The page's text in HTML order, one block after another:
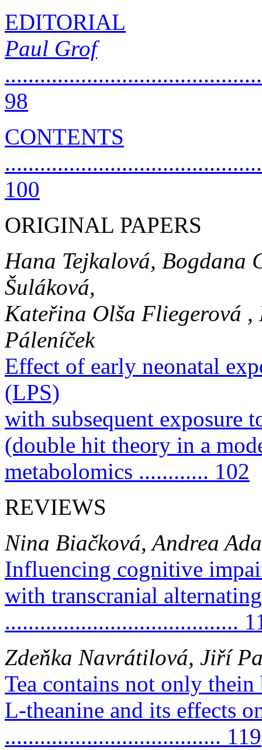
EDITORIAL
Paul Grof
98
CONTENTS
100
ORIGINAL PAPERS
Hana Tejkalová, Bogdana
Šuláková,
Kateřina Olša Fliegerová ,
Páleníček
Effect of early neonatal
(LPS)
with subsequent exposure
(double hit theory in a
metabolomics ............ 102
REVIEWS
Nina Biačková, Andrea
Influencing cognitive
with transcranial
........................................
Zdeňka Navrátilová, Jiří
Tea contains not only
L-theanine and its effects
..................................... 119